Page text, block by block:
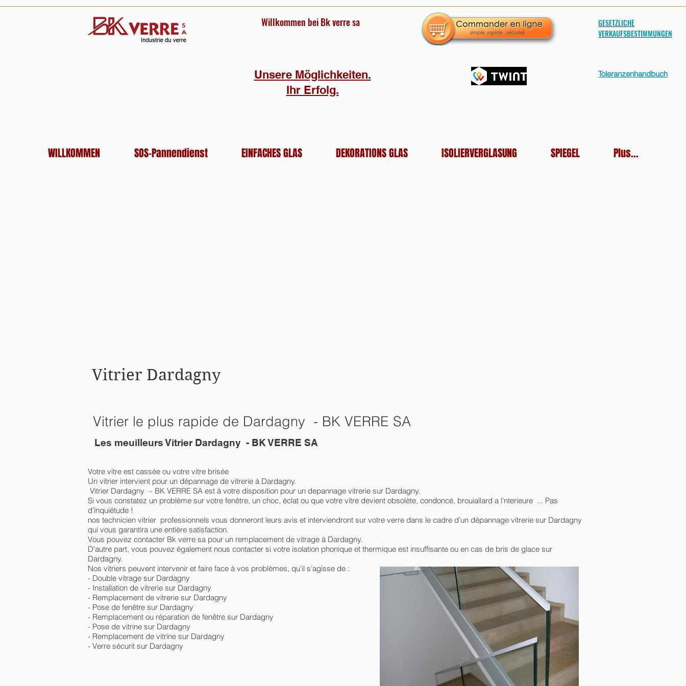
GESETZLICHE
VERKAUFSBESTIMMUNGEN
Willkommen bei Bk verre sa
Unsere Möglichkeiten.
Ihr Erfolg.
Toleranzenhandbuch
WILLKOMMEN SOS-Pannendienst EINFACHES GLAS DEKORATIONS GLAS ISOLIERVERGLASUNG SPIEGEL Plus...
Vitrier Dardagny
Vitrier le plus rapide de Dardagny - BK VERRE SA
Les meuilleurs Vitrier Dardagny - BK VERRE SA
Votre vitre est cassée ou votre vitre brisée
Un vitrier intervient pour un dépannage de vitrerie à Dardagny.
Vitrier Dardagny – BK VERRE SA est à votre disposition pour un depannage vitrerie sur Dardagny.
Si vous constatez un problème sur votre fenêtre, un choc, éclat ou que votre vitre devient obsolète, condoncé, brouiallard a l'nterieure ... Pas
d’inquiétude !
nos technicien vitrier professionnels vous donneront leurs avis et interviendront sur votre verre dans le cadre d’un dépannage vitrerie sur Dardagny
qui vous garantira une entière satisfaction.
Vous pouvez contacter Bk verre sa pour un remplacement de vitrage à Dardagny.
D'autre part, vous pouvez également nous contacter si votre isolation phonique et thermique est insuffisante ou en cas de bris de glace sur
Dardagny.
Nos vitriers peuvent intervenir et faire face à vos problèmes, qu’il s’agisse de :
- Double vitrage sur Dardagny
- Installation de vitrerie sur Dardagny
- Remplacement de vitrerie sur Dardagny
- Pose de fenêtre sur Dardagny
- Remplacement ou réparation de fenêtre sur Dardagny
- Pose de vitrine sur Dardagny
- Remplacement de vitrine sur Dardagny
- Verre sécurit sur Dardagny